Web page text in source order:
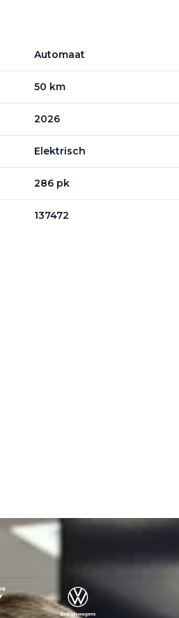
Automaat
50 km
2026
Elektrisch
286 pk
137472